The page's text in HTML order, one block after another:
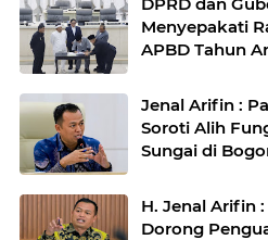
Menyepakati
APBD Tahun
Jenal Arifin : Pansus XV DPRD Jabar
Soroti Alih
Sungai di
H. Jenal Arifin
Dorong